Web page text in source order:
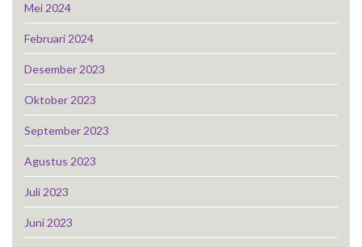
Mei 2024
Februari 2024
Desember 2023
Oktober 2023
September 2023
Agustus 2023
Juli 2023
Juni 2023